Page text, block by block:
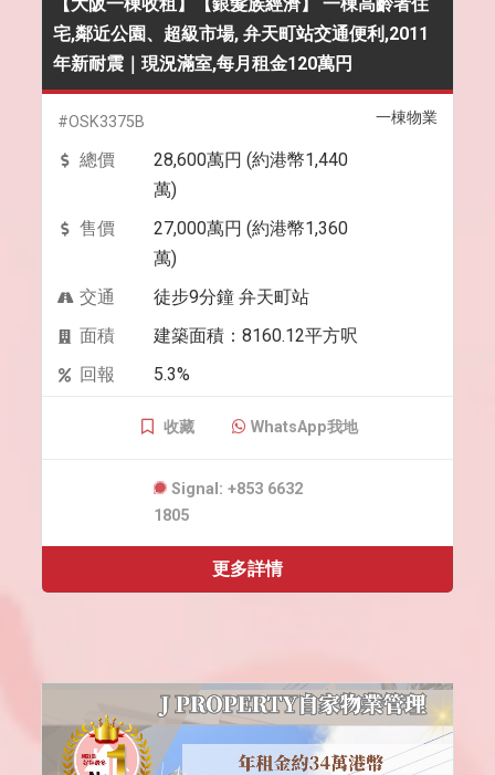
宅,鄰近公園、超級市場, 弁天町站交通便利,2011
年新耐震｜現況滿室,每月租金120萬円
一棟物業
#OSK3375B
總價
28,600萬円 (約港幣1,440
萬)
售價
27,000萬円 (約港幣1,360
萬)
交通
徒步9分鐘 弁天町站
面積
建築面積：8160.12平方呎
回報
5.3%
收藏 WhatsApp我地
Signal: +853 6632
1805
更多詳情